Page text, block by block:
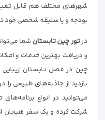
شهرهای مختلف هم قابل
بودجه و یا سلیقه شخصی خود
درتور چین تابستانشما
و دریافت بهترین خدمات و
چین در فصل تابستان
بازدید از جاذبه‌های طبیعی را
می‌توانید در انواع
شرکت کرده و یک سفر هیجان